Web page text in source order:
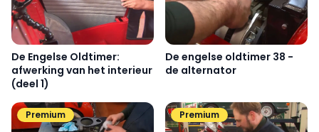
De Engelse Oldtimer:
afwerking van het interieur
(deel 1)
De engelse oldtimer 38 -
de alternator
Premium Premium